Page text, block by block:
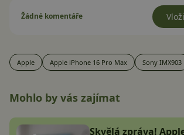
Žádné komentáře
Apple Apple iPhone 16 Pro Max Sony IMX903
Mohlo by vás zajímat
Skvělá zpráva!